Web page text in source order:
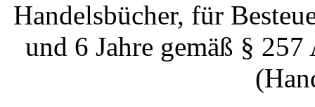
Handelsbücher, für
und 6 Jahre gemäß §